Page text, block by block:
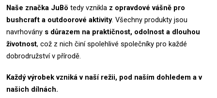
Naše značka JuBö tedy vznikla z opravdové vášně pro
bushcraft a outdoorové aktivity. Všechny produkty jsou
navrhovány s důrazem na praktičnost, odolnost a dlouhou
životnost, což z nich činí spolehlivé společníky pro každé
dobrodružství v přírodě.
Každý výrobek vzniká v naší režii, pod naším dohledem a v
našich dílnách.